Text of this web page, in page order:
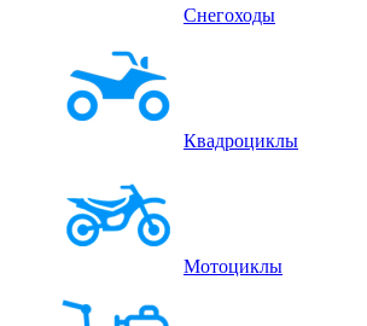
Снегоходы
Квадроциклы
Мотоциклы